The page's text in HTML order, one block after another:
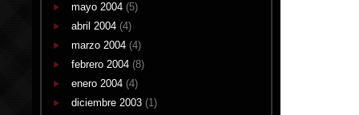
mayo 2004 (5)
abril 2004 (4)
marzo 2004 (4)
febrero 2004 (8)
enero 2004 (4)
diciembre 2003 (1)